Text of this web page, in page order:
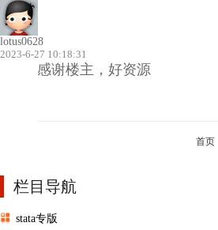
lotus0628
2023-6-27 10:18:31
感谢楼主，好资源
首页
栏目导航
stata专版